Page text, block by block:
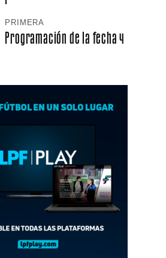
PRIMERA
Programación de la fecha 4